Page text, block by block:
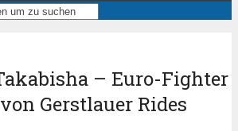
– Euro-Fighter
Gerstlauer Rides